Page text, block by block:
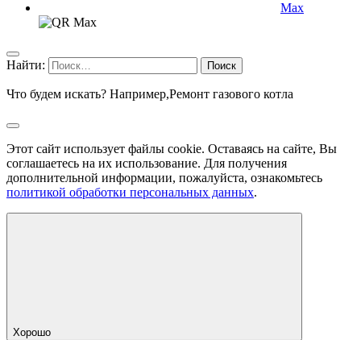
Max
Найти:
Что будем искать? Например,Ремонт газового котла
Этот сайт использует файлы cookie. Оставаясь на сайте, Вы
соглашаетесь на их использование. Для получения
дополнительной информации, пожалуйста, ознакомьтесь
политикой обработки персональных данных.
Хорошо